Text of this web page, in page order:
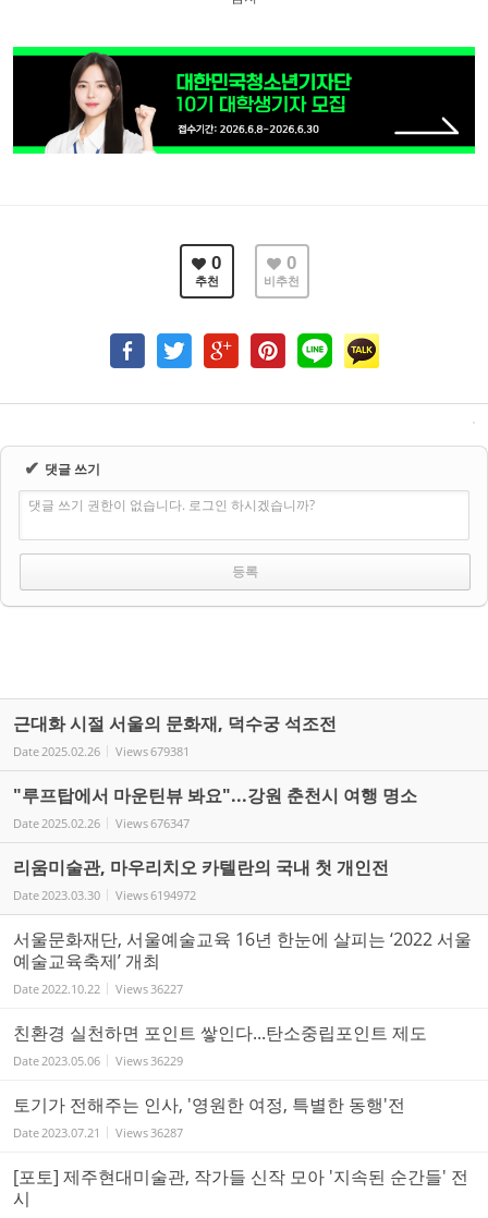
0
추천
0
비추천
✔ 댓글 쓰기
댓글 쓰기 권한이 없습니다. 로그인 하시겠습니까?
근대화 시절 서울의 문화재, 덕수궁 석조전
Date 2025.02.26 Views679381
"루프탑에서 마운틴뷰 봐요"...강원 춘천시 여행 명소
Date 2025.02.26 Views676347
리움미술관, 마우리치오 카텔란의 국내 첫 개인전
Date 2023.03.30 Views6194972
서울문화재단, 서울예술교육 16년 한눈에 살피는 ‘2022 서울
예술교육축제’ 개최
Date 2022.10.22 Views 36227
친환경 실천하면 포인트 쌓인다...탄소중립포인트 제도
Date 2023.05.06 Views 36229
토기가 전해주는 인사, '영원한 여정, 특별한 동행'전
Date 2023.07.21 Views 36287
[포토] 제주현대미술관, 작가들 신작 모아 '지속된 순간들' 전
시